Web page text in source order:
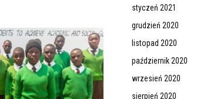
styczeń 2021
grudzień 2020
listopad 2020
październik 2020
wrzesień 2020
sierpień 2020